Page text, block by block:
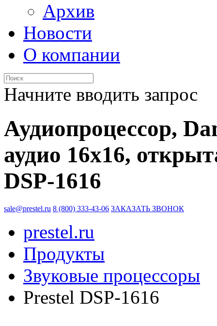
Архив
Новости
О компании
Начните вводить запрос
Аудиопроцессор,
аудио 16x16,
DSP-1616
sale@prestel.ru 8 (800) 333-43-06 ЗАКАЗАТЬ ЗВОНОК
prestel.ru
Продукты
Звуковые процессоры
Prestel DSP-1616